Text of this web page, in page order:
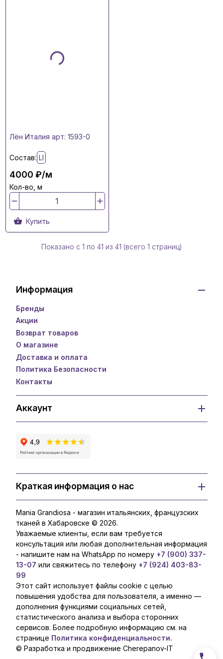
Лён Италия арт: 1593-0
Состав: LI
4000 ₽/м
Кол-во, м
Купить
Показано с 1 по 41 из 41 (всего 1 страниц)
Информация
Бренды
Акции
Возврат товаров
О магазине
Доставка и оплата
Политика Безопасности
Контакты
Аккаунт
Краткая информация о нас
Mania Grandiosa - магазин итальянских, французских
тканей в Хабаровске © 2026.
Уважаемые клиенты, если вам требуется
консультация или любая дополнительная информация
- напишите нам на WhatsApp по номеру +7 (900) 337-
13-07 или свяжитесь по телефону +7 (924) 403-83-
99
Этот сайт использует файлы cookie с целью
повышения удобства для пользователя, а именно —
дополнения функциями социальных сетей,
статистического анализа и выбора сторонних
сервисов. Более подробную информацию см. на
странице Политика конфиденциальности.
© Разработка и продвижение Cherepanov-IT